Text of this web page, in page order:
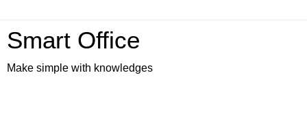
Smart Office
Make simple with knowledges